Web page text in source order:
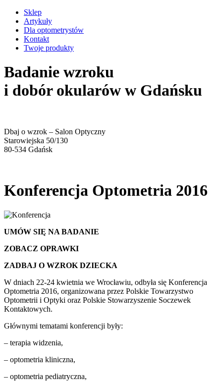
Sklep
Artykuły
Dla optometrystów
Kontakt
Twoje produkty
Badanie wzroku
i dobór okularów w Gdańsku
Dbaj o wzrok – Salon Optyczny
Starowiejska 50/130
80-534 Gdańsk
Konferencja Optometria 2016
UMÓW SIĘ NA BADANIE
ZOBACZ OPRAWKI
ZADBAJ O WZROK DZIECKA
W dniach 22-24 kwietnia we Wrocławiu, odbyła się Konferencja
Optometria 2016, organizowana przez Polskie Towarzystwo
Optometrii i Optyki oraz Polskie Stowarzyszenie Soczewek
Kontaktowych.
Głównymi tematami konferencji były:
– terapia widzenia,
– optometria kliniczna,
– optometria pediatryczna,